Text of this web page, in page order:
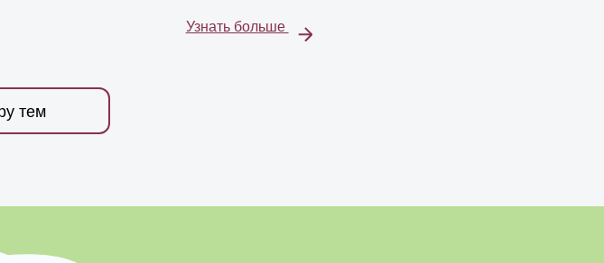
Узнать больше
тем